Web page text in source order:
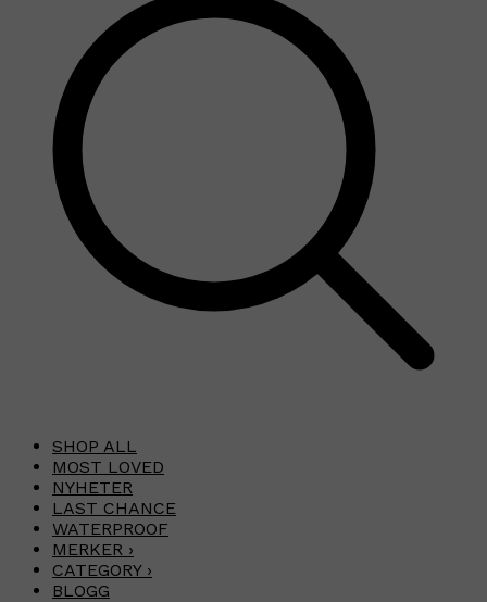
SHOP ALL
MOST LOVED
NYHETER
LAST CHANCE
WATERPROOF
MERKER ›
CATEGORY ›
BLOGG